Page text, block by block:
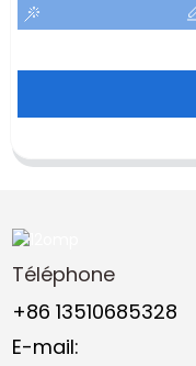
Téléphone
+86 13510685328
E-mail: